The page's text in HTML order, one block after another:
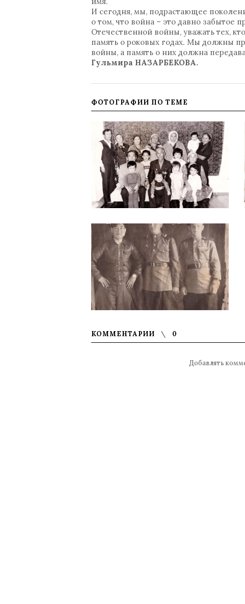
И сегодня, мы, подрастающее
о том, что война – это давно забытое
Отечественной войны, уважать тех,
память о роковых годах. Мы должны
войны, а память о них должна
Гульмира НАЗАРБЕКОВА.
ФОТОГРАФИИ ПО ТЕМЕ
КОММЕНТАРИИ 0
Добавлять